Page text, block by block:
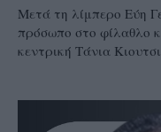
Μετά τη λίμπερο Εύη
πρόσωπο στο φίλαθλο
κεντρική Τάνια